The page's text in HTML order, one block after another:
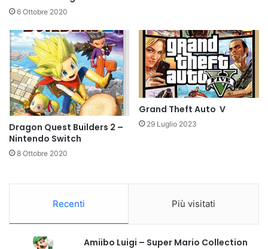
6 Ottobre 2020
Dragon Quest Builders 2 –
Nintendo Switch
8 Ottobre 2020
Grand Theft Auto V
29 Luglio 2023
Recenti Più visitati
Amiibo Luigi – Super Mario Collection